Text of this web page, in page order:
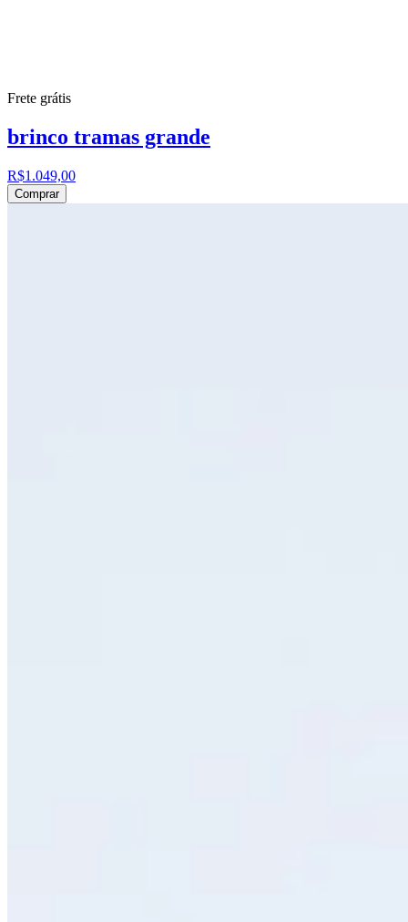
Frete grátis
brinco tramas grande
R$1.049,00
Comprar